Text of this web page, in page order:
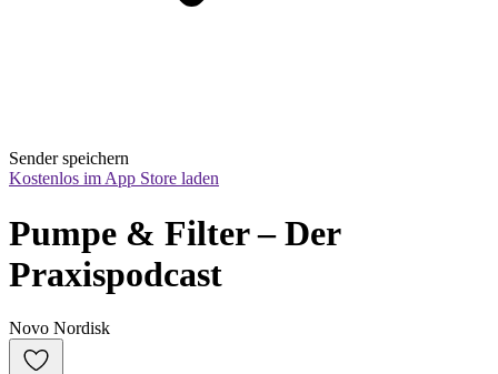
Sender speichern
Kostenlos im App Store laden
Pumpe & Filter – Der
Praxispodcast
Novo Nordisk